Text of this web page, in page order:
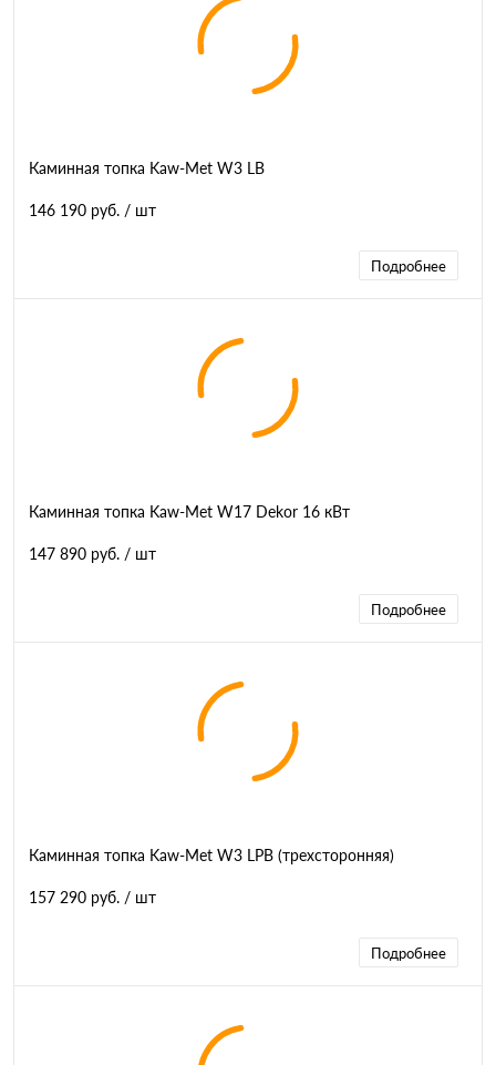
Каминная топка Kaw-Met W3 LB
146 190 руб. / шт
Подробнее
Каминная топка Kaw-Met W17 Dekor 16 кВт
147 890 руб. / шт
Подробнее
Каминная топка Kaw-Met W3 LPB (трехсторонняя)
157 290 руб. / шт
Подробнее